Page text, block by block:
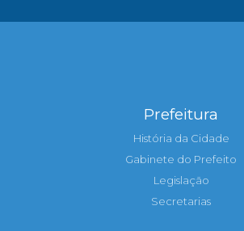
Prefeitura
História da Cidade
Gabinete do Prefeito
Legislação
Secretarias